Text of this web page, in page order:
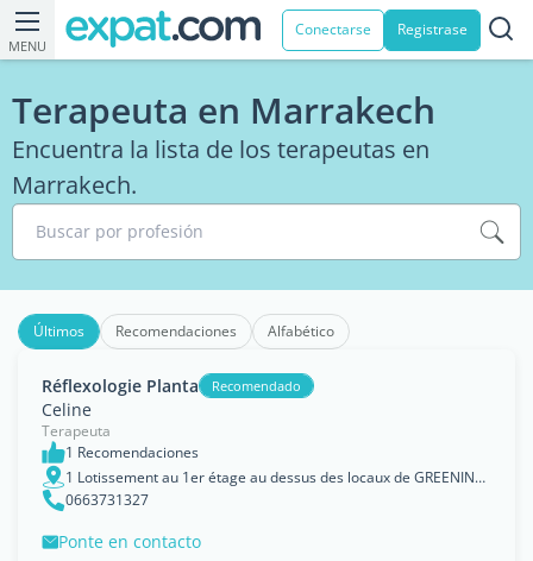
MENU
Conectarse Registrase
Terapeuta en Marrakech
Encuentra la lista de los terapeutas en
Marrakech.
Buscar por profesión
Últimos Recomendaciones Alfabético
Réflexologie Planta Recomendado
Celine
Terapeuta
1 Recomendaciones
1 Lotissement au 1er étage au dessus des locaux de GREENING ENERGY\n839 Al Massar, Marrakech
0663731327
Ponte en contacto